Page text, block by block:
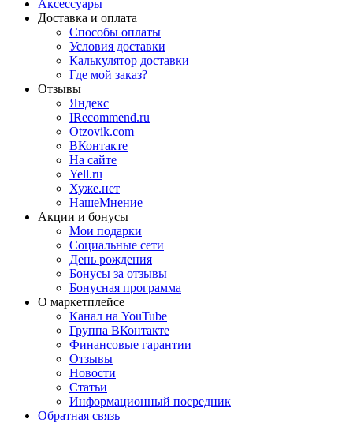
Аксессуары
Доставка и оплата
Способы оплаты
Условия доставки
Калькулятор доставки
Где мой заказ?
Отзывы
Яндекс
IRecommend.ru
Otzovik.com
ВКонтакте
На сайте
Yell.ru
Хуже.нет
НашеМнение
Акции и бонусы
Мои подарки
Социальные сети
День рождения
Бонусы за отзывы
Бонусная программа
О маркетплейсе
Канал на YouTube
Группа ВКонтакте
Финансовые гарантии
Отзывы
Новости
Статьи
Информационный посредник
Обратная связь